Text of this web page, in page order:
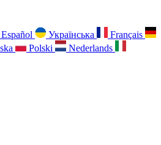
Español Українська
Français
Polski
Nederlands